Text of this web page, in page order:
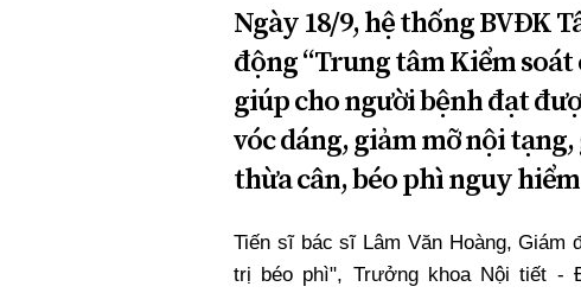
ĐA CHIỀU
Quan điểm
Bạn đọc viết
INFOCUS
Ngày 18/9, hệ thống BVĐK
động “Trung tâm Kiểm
giúp cho người bệnh đạt
vóc dáng, giảm mỡ nội
thừa cân, béo phì nguy
Tiến sĩ bác sĩ Lâm Văn Hoàng, Giám
trị béo phì", Trưởng khoa Nội tiết -